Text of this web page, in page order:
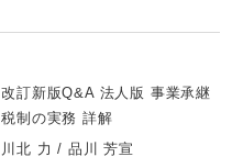
改訂新版Q&A 法人版 事業承継
税制の実務 詳解
川北 力 / 品川 芳宣